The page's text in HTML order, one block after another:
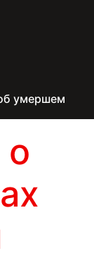
умершем
о